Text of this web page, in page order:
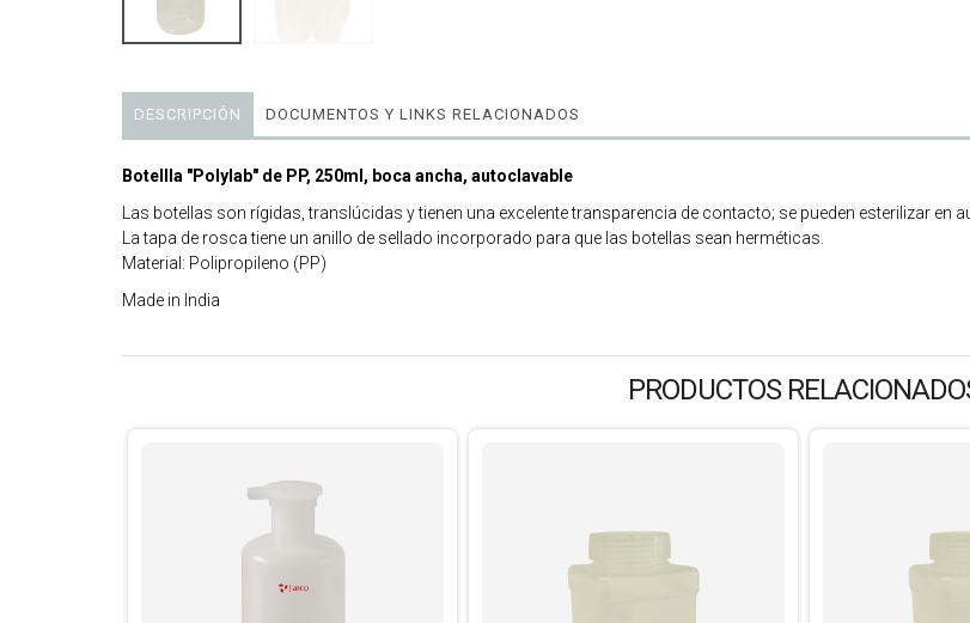
DESCRIPCIÓN DOCUMENTOS Y LINKS RELACIONADOS
Botellla "Polylab" de PP, 250ml, boca ancha, autoclavable
Las botellas son rígidas, translúcidas y tienen una excelente transparencia de contacto; se pueden esterilizar en
La tapa de rosca tiene un anillo de sellado incorporado para que las botellas sean herméticas.
Material: Polipropileno (PP)
Made in India
PRODUCTOS